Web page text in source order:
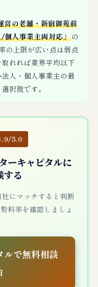
営の老舗・新宿御苑前
人事業主両対応」の
の上限が広い点は弱点
れれば業界平均以下
人・個人事業主の最
択肢です。
5.0
ーキャピタルに
する
にマッチすると判断
料率を確認しましょ
で無料相談